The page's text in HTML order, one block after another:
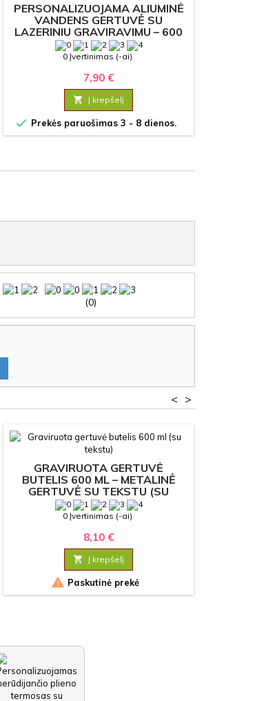
PERSONALIZUOJAMA ALIUMINĖ
VANDENS GERTUVĖ SU
LAZERINIU GRAVIRAVIMU – 600
ML
0 Įvertinimas (-ai)
7,90 €
 Į krepšelį
 Prekės paruošimas 3 - 8 dienos.
(0)
>
<
GRAVIRUOTA GERTUVĖ
BUTELIS 600 ML – METALINĖ
GERTUVĖ SU TEKSTU (SU
TEKSTU)
0 Įvertinimas (-ai)
8,10 €
 Į krepšelį
 Paskutinė prekė